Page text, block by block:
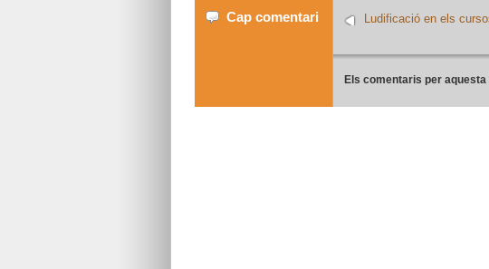
Cap comentari Ludificació en els
Els comentaris per